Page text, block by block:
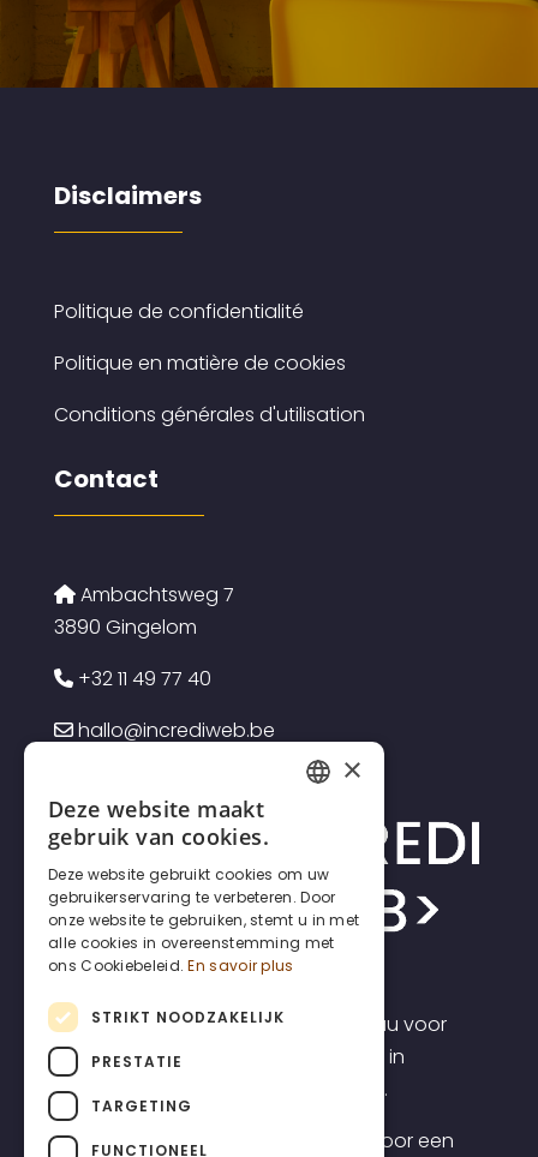
Disclaimers
Politique de confidentialité
Politique en matière de cookies
Conditions générales d'utilisation
Contact
Ambachtsweg 7
3890 Gingelom
+32 11 49 77 40
hallo@incrediweb.be
Incrediweb is een webdesign bureau voor
zelfstandigen en kmo's. Wij geloven in
transparantie en voorspelbaarheid.
Daarom bieden we websites aan voor een
DUTCH
ENGLISH
×
Deze website maakt
gebruik van cookies.
Deze website gebruikt cookies om uw
gebruikerservaring te verbeteren. Door
onze website te gebruiken, stemt u in met
alle cookies in overeenstemming met
ons Cookiebeleid. En savoir plus
STRIKT NOODZAKELIJK
PRESTATIE
TARGETING
FUNCTIONEEL